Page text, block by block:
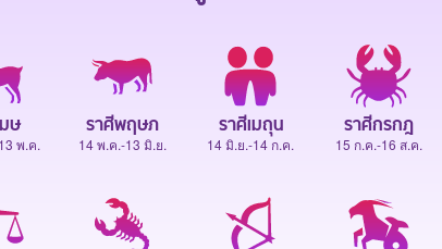
ษ
พ.ค.
ราศีพฤษภ
14 พ.ค.-13 มิ.ย.
ราศีเมถุน
14 มิ.ย.-14 ก.ค.
ราศีกรกฎ
15 ก.ค.-16 ส.ค.